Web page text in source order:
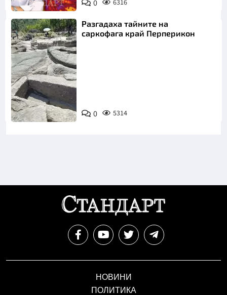
0 6316
Снимка:
Bulgaria ON
AIR
Разгадаха тайните на
саркофага край Перперикон
0 5314
НОВИНИ
ПОЛИТИКА